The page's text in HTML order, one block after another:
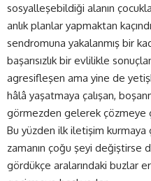
sosyalleşebildiği alanın
anlık planlar yapmaktan
sendromuna yakalanmış bir
başarısızlık bir evlilikle
agresifleşen ama yine de
hâlâ yaşatmaya çalışan,
görmezden gelerek çözmeye
Bu yüzden ilk iletişim kurmaya
zamanın çoğu şeyi değiştirse
gördükçe aralarındaki buzlar